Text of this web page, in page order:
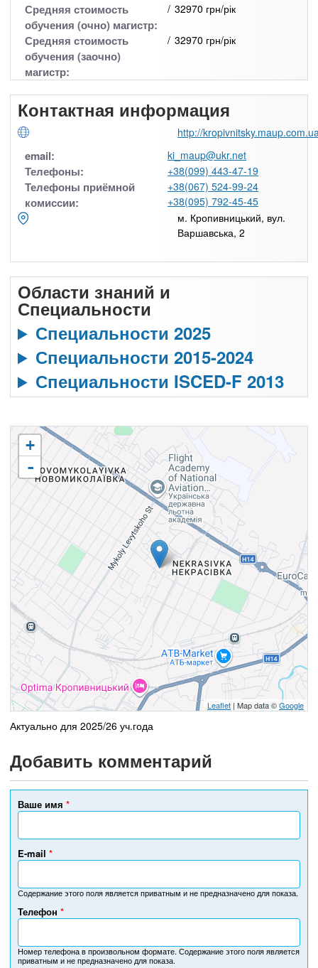
Средняя стоимость
обучения (очно) магистр:
32970 грн/рік
Средняя стоимость
обучения (заочно)
магистр:
32970 грн/рік
Контактная информация
http://
email: ki_maup@ukr.net
Телефоны: +38(099) 443-47-19
Телефоны приёмной
комиссии:
+38(067) 524-99-24
+38(095) 792-45-45
м. Кропивницький, вул.
Варшавська, 2
Области знаний и
Специальности
Специальности 2025
Специальности 2015-2024
Специальности ISCED-F 2013
+
-
Leaflet | Map data ©Google
Актуально для 2025/26 уч.года
Добавить комментарий
Ваше имя *
E-mail *
Содержание этого поля является приватным и не предназначено для показа.
Телефон *
Н
м
Номер телефона в произвольном формате. Содержание этого поля является
приватным и не предназначено для показа.